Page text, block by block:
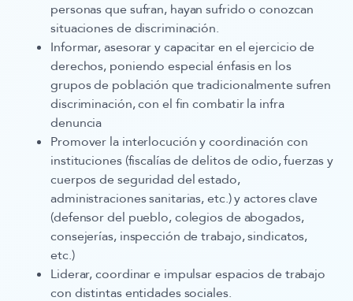
personas que sufran, hayan sufrido o conozcan
situaciones de discriminación.
Informar, asesorar y capacitaren el ejercicio de
derechos, poniendo especial énfasis en los
grupos de población que tradicionalmente sufren
discriminación, con el fin combatir la infra
denuncia
Promover la interlocución y coordinación con
instituciones (fiscalías de delitos de odio, fuerzas y
cuerpos de seguridad del estado,
administraciones sanitarias, etc.) y actores clave
(defensor del pueblo, colegios de abogados,
consejerías, inspección de trabajo, sindicatos,
etc.)
Liderar, coordinar e impulsar espacios de trabajo
con distintas entidades sociales.